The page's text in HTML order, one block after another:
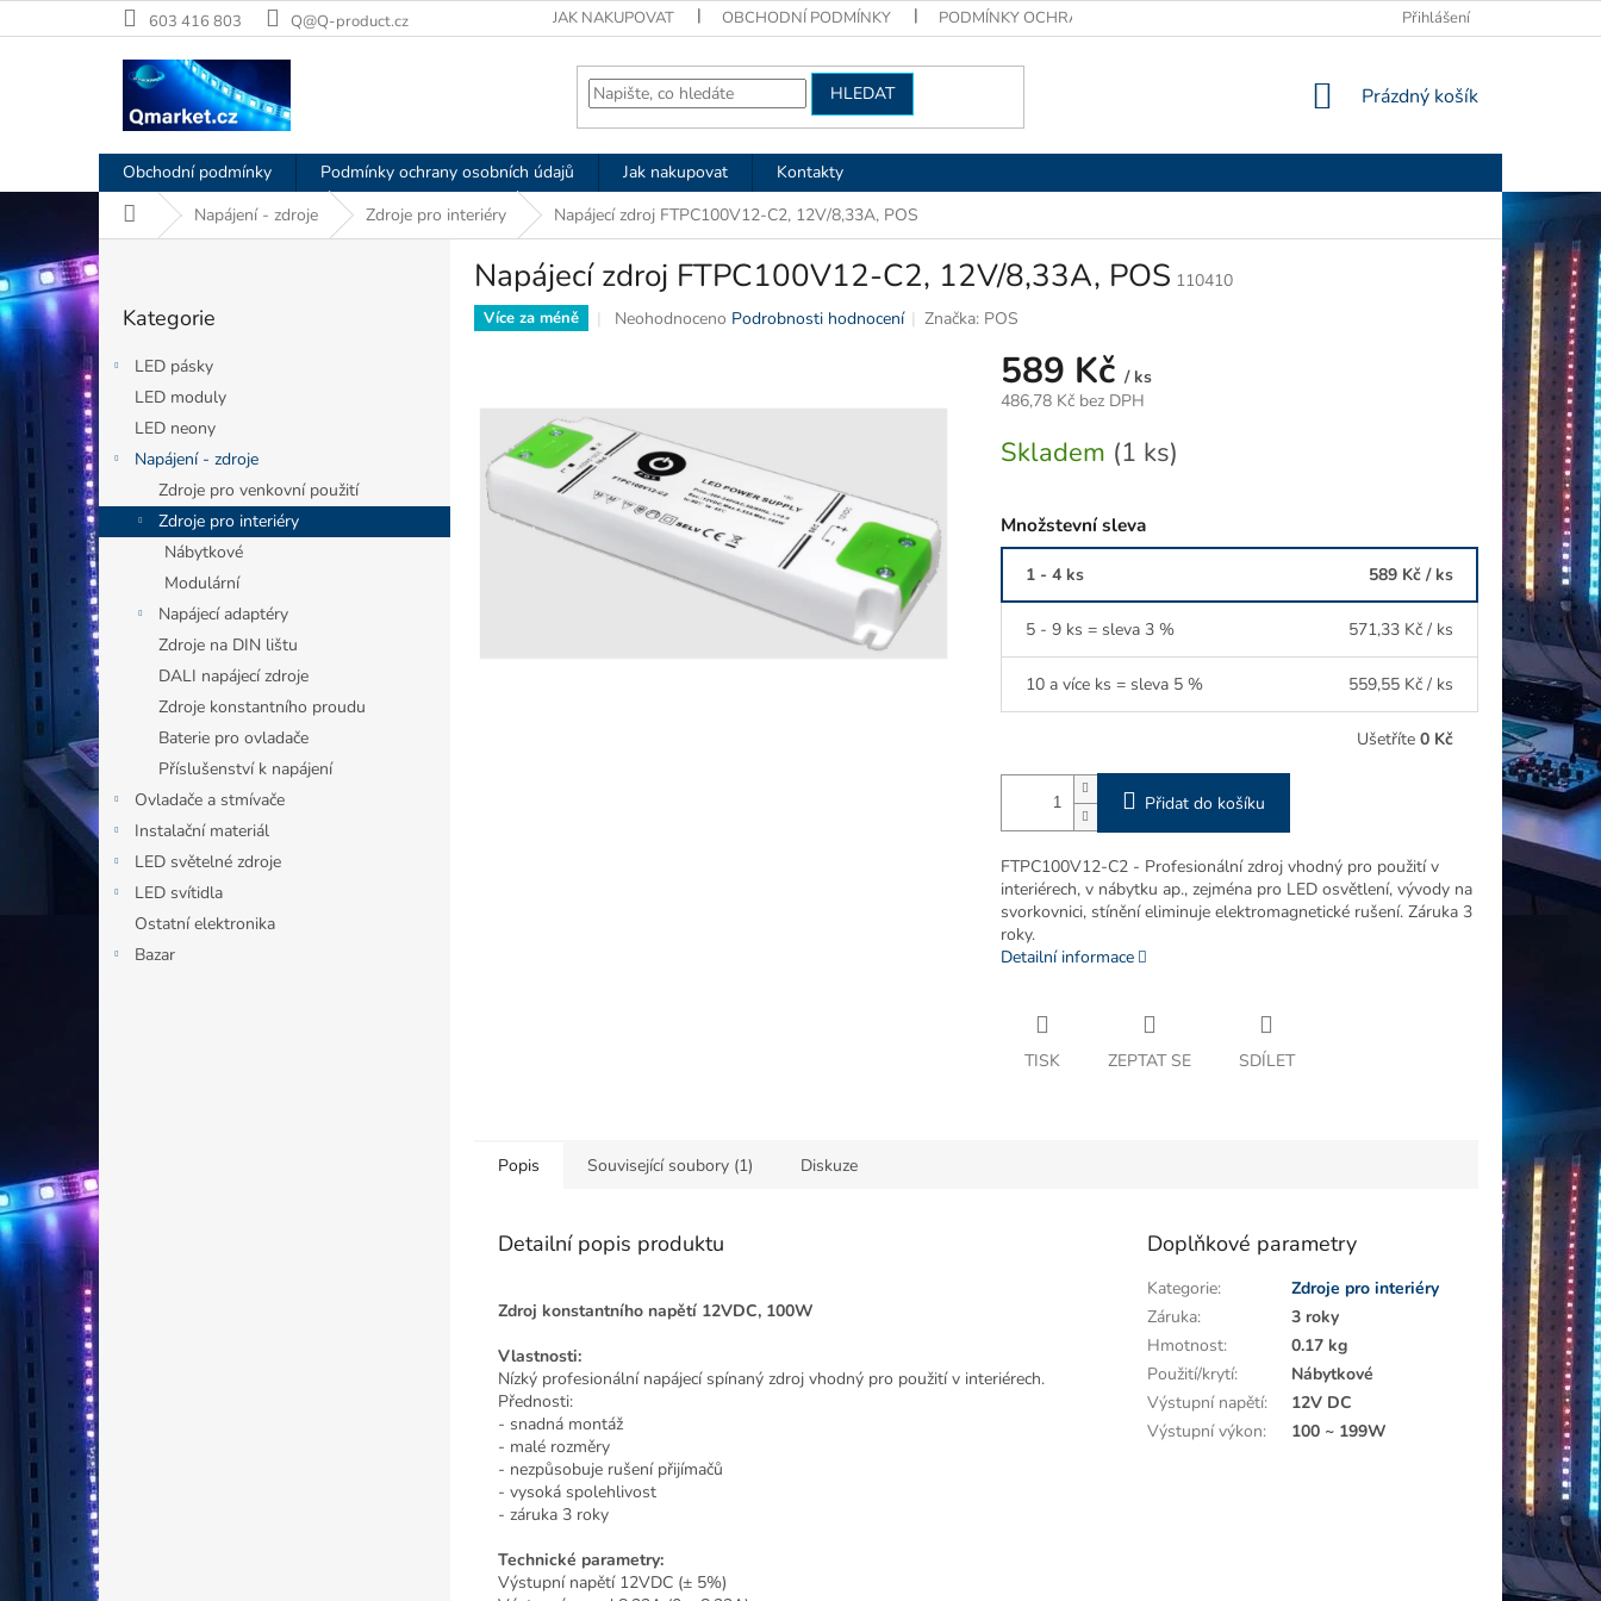
na
603 416 803 Q@Q-product.cz JAK NAKUPOVAT OBCHODNÍ PODMÍNKY PODMÍNKY OCHRANY OSOBNÍCH ÚDAJŮ Přihlášení
HLEDAT
NÁKUPNÍ
Prázdný košík
Obchodní podmínky Podmínky ochrany osobních údajů Jak nakupovat
Kontakty
Domů Napájení - zdroje Zdroje pro interiéry Napájecí zdroj FTPC100V12-C2, 12V/8,33A, POS
P
o
s
t
r
a
n
e
l
kategorie
Kategorie
LED pásky
LED moduly
LED neony
Napájení - zdroje
Zdroje pro venkovní použití
Zdroje pro interiéry
Nábytkové
Modulární
Napájecí adaptéry
Zdroje na DIN lištu
DALI napájecí zdroje
Zdroje konstantního proudu
Baterie pro ovladače
Příslušenství k napájení
Ovladače a stmívače
Instalační materiál
LED světelné zdroje
LED svítidla
Ostatní elektronika
Bazar
Napájecí zdroj FTPC100V12-C2, 12V/8,33A, POS 110410
Více za méně
Průměrné
0,0
z
5
hvězdiček.
Neohodnoceno Podrobnosti hodnocení Značka: POS
589 Kč / ks
486,78 Kč bez DPH
cena:
Skladem (1 ks)
Množstevní sleva
1 - 4 ks 589 Kč / ks
5 - 9 ks = sleva 3 % 571,33 Kč / ks
10 a více ks = sleva 5 % 559,55 Kč / ks
Ušetříte 0 Kč
Přidat do košíku
FTPC100V12-C2 - Profesionální zdroj vhodný pro použití v
interiérech, v nábytku ap., zejména pro LED osvětlení, vývody na
svorkovnici, stínění eliminuje elektromagnetické rušení. Záruka 3
roky.
Detailní informace
TISK ZEPTAT SE SDÍLET
Popis Související soubory (1) Diskuze
Detailní popis produktu
Zdroj konstantního napětí 12VDC, 100W
Vlastnosti:
Nízký profesionální napájecí spínaný zdroj vhodný pro použití v interiérech.
Přednosti:
- snadná montáž
- malé rozměry
- nezpůsobuje rušení přijímačů
- vysoká spolehlivost
- záruka 3 roky
Technické parametry:
Výstupní napětí 12VDC (± 5%)
Doplňkové parametry
Kategorie:
Zdroje pro interiéry
Záruka:
3 roky
Hmotnost:
0.17 kg
Použití/krytí:
Nábytkové
Výstupní napětí:
12V DC
Výstupní výkon: 100 ~ 199W